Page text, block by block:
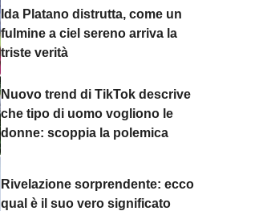
Ida Platano distrutta, come un
fulmine a ciel sereno arriva la
triste verità
Nuovo trend di TikTok descrive
che tipo di uomo vogliono le
donne: scoppia la polemica
Rivelazione sorprendente: ecco
qual è il suo vero significato